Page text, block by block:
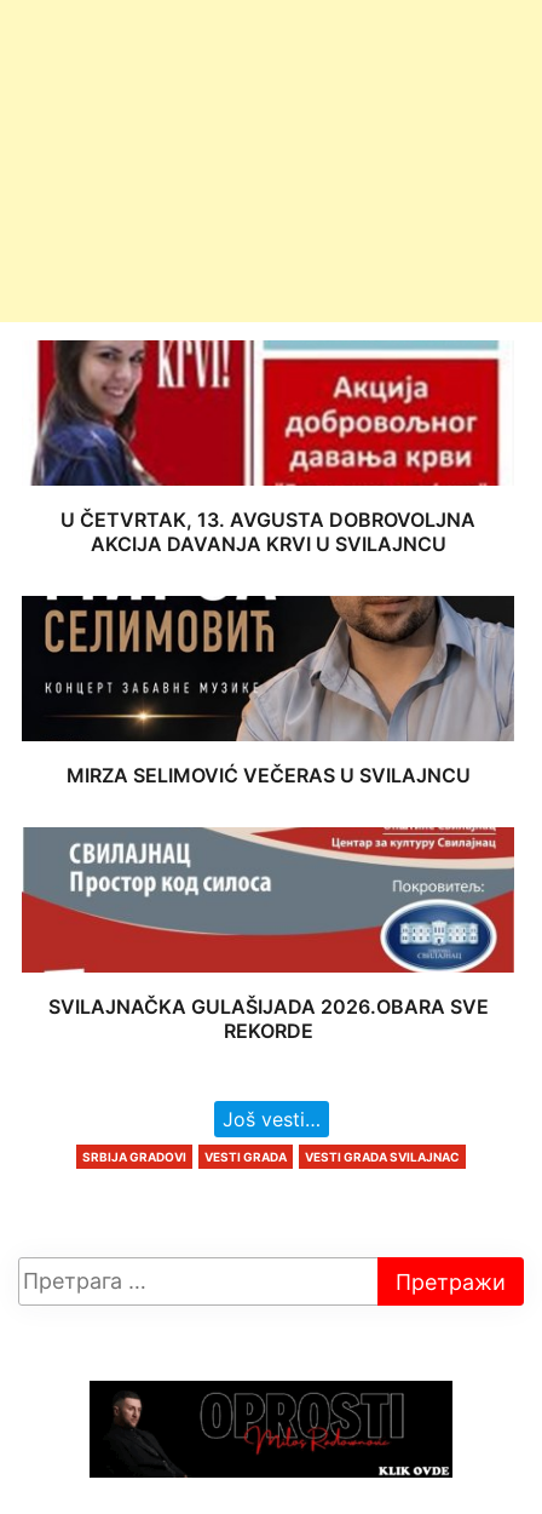
U ČETVRTAK, 13. AVGUSTA DOBROVOLJNA
AKCIJA DAVANJA KRVI U SVILAJNCU
MIRZA SELIMOVIĆ VEČERAS U SVILAJNCU
SVILAJNAČKA GULAŠIJADA 2026.OBARA SVE
REKORDE
Još vesti…
SRBIJA GRADOVI VESTI GRADA VESTI GRADA SVILAJNAC